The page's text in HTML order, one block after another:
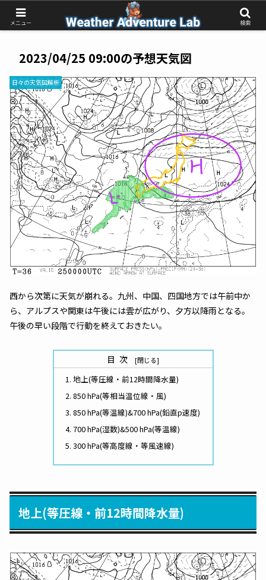
受動的な予報待ちから、能動的な気象判断へ
2023/04/25 09:00の予想天気図
日々の天気図解析
西から次第に天気が崩れる。九州、中国、四国地方では午前中か
ら、アルプスや関東は午後には雲が広がり、夕方以降雨となる。
午後の早い段階で行動を終えておきたい。
目次
地上(等圧線・前12時間降水量)
850 hPa(等相当温位線・風)
850 hPa(等温線)&700 hPa(鉛直p速度)
700 hPa(湿数)&500 hPa(等温線)
300 hPa(等高度線・等風速線)
地上(等圧線・前12時間降水量)
メニュー 検索